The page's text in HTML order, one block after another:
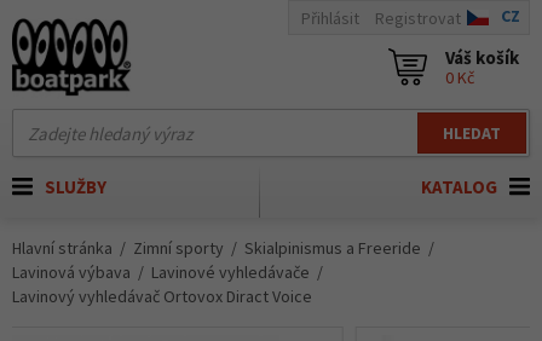
HLEDAT
Přihlásit Registrovat CZ
Váš košík
0 Kč
KATALOG
SLUŽBY
Hlavní stránka Zimní sporty
Skialpinismus a Freeride
Lavinová výbava
Lavinové vyhledávače
Lavinový vyhledávač Ortovox Diract Voice